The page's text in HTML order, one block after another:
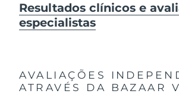
Resultados clínicos e
especialistas
AVALIAÇÕES
ATRAVÉS DA BAZAAR